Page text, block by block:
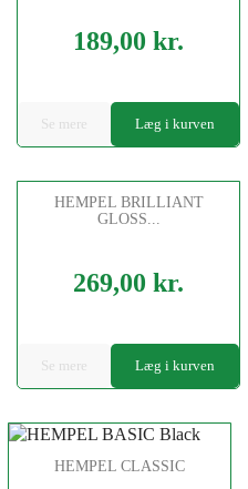
189,00 kr.
Se mere Læg i kurven
HEMPEL BRILLIANT
GLOSS...
269,00 kr.
Se mere Læg i kurven
HEMPEL CLASSIC